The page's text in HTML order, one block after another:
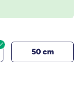
50 cm